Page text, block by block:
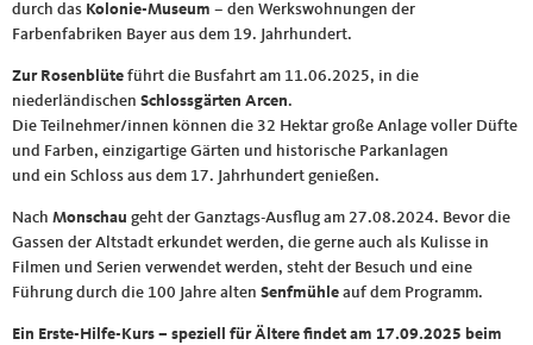
durch das Kolonie-Museum – den Werkswohnungen der
Farbenfabriken Bayer aus dem 19. Jahrhundert.
Zur Rosenblüte führt die Busfahrt am 11.06.2025, in die
niederländischen Schlossgärten Arcen.
Die Teilnehmer/innen können die 32 Hektar große Anlage voller Düfte
und Farben, einzigartige Gärten und historische Parkanlagen
und ein Schloss aus dem 17. Jahrhundert genießen.
Nach Monschau geht der Ganztags-Ausflug am 27.08.2024. Bevor die
Gassen der Altstadt erkundet werden, die gerne auch als Kulisse in
Filmen und Serien verwendet werden, steht der Besuch und eine
Führung durch die 100 Jahre alten Senfmühle auf dem Programm.
Ein Erste-Hilfe-Kurs – speziell für Ältere findet am 17.09.2025 beim